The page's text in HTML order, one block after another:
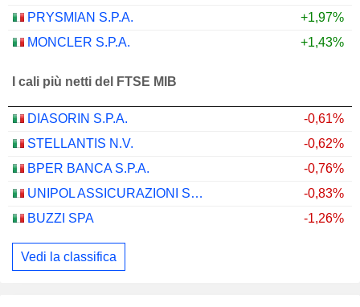
PRYSMIAN S.P.A.
+1,97%
MONCLER S.P.A.
+1,43%
I cali più netti del FTSE MIB
DIASORIN S.P.A.
-0,61%
STELLANTIS N.V.
-0,62%
BPER BANCA S.P.A.
-0,76%
UNIPOL ASSICURAZIONI S.P.A.
-0,83%
BUZZI SPA
-1,26%
Vedi la classifica